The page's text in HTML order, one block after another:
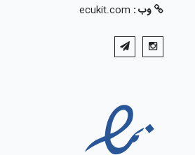
وب : ecukit.com